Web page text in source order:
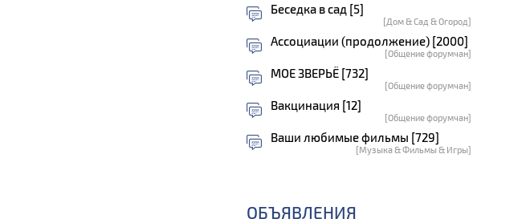
Беседка в сад [5]
[Дом & Сад & Огород]
Ассоциации (продолжение) [2000]
[Общение форумчан]
МОЕ ЗВЕРЬЁ [732]
[Общение форумчан]
Вакцинация [12]
[Общение форумчан]
Ваши любимые фильмы [729]
[Музыка & Фильмы & Игры]
ОБЪЯВЛЕНИЯ